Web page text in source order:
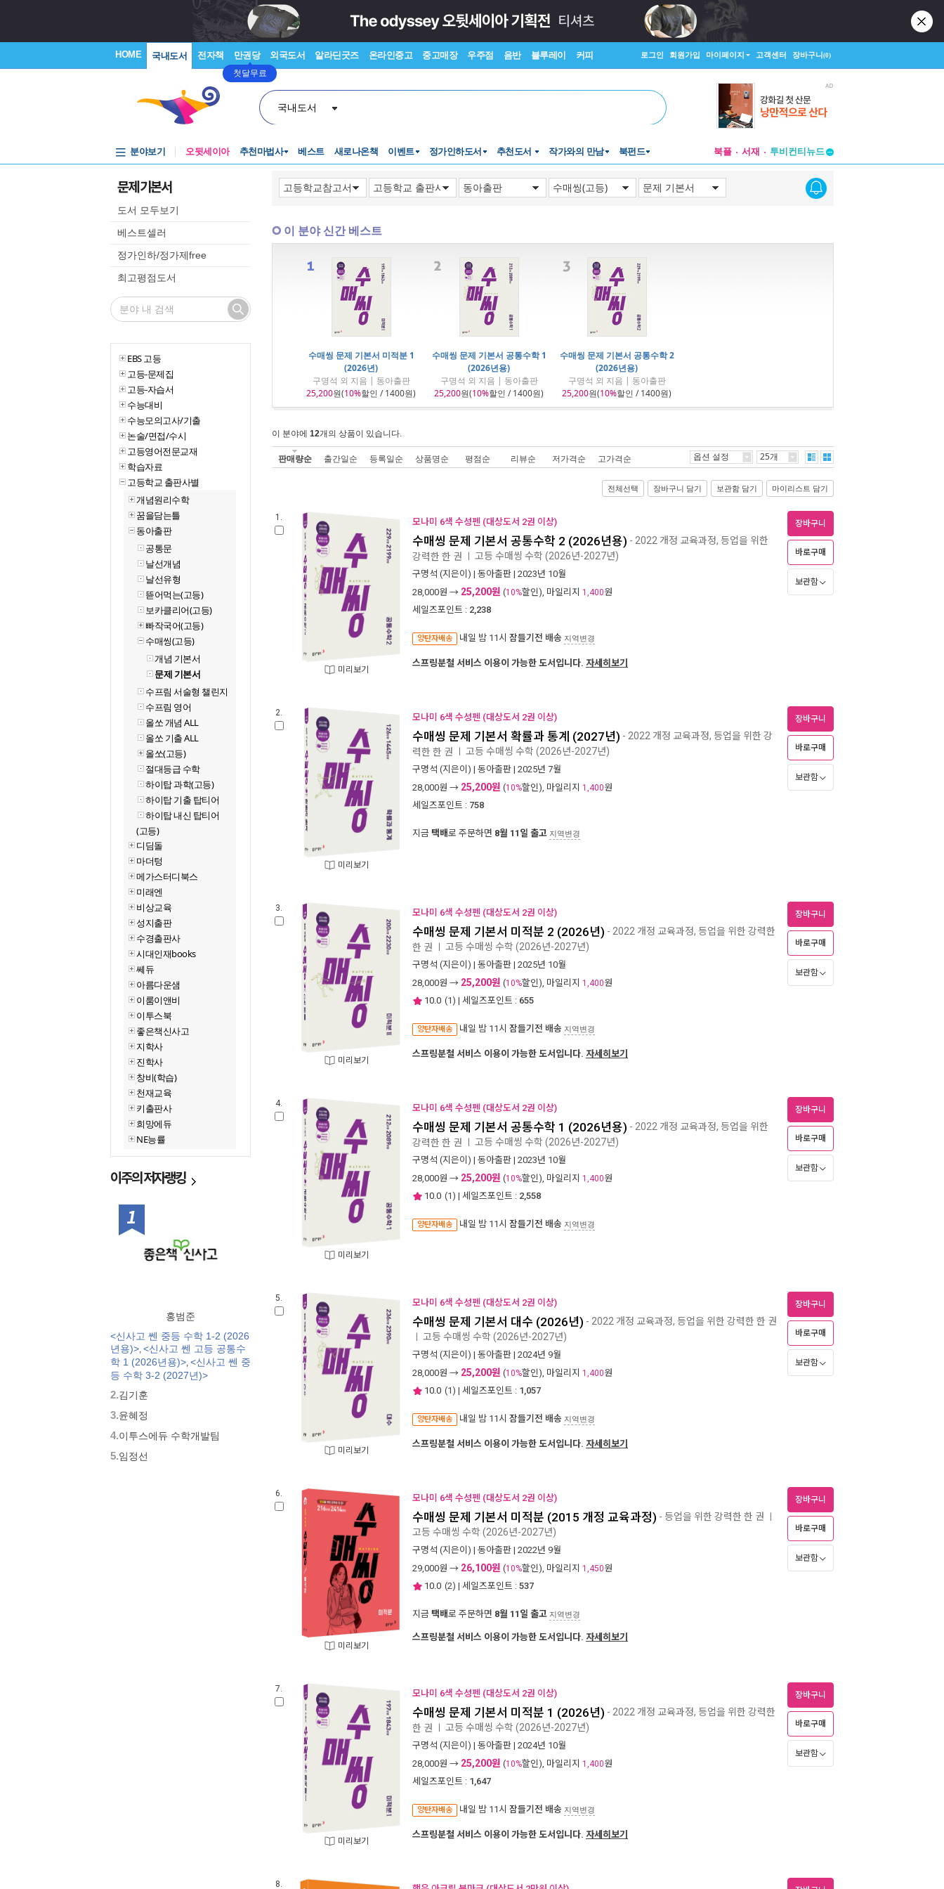
HOME 국내도서 전자책 만권당
첫달무료
외국도서 알라딘굿즈 온라인중고 중고매장 우주점 음반 블루레이 커피 로그인 회원가입 마이페이지 고객센터 장바구니(0)
국내도서
분야보기 오뒷세이아 추천마법사 베스트 새로나온책 이벤트 정가인하도서 추천도서 작가와의 만남 북펀드 북플 서재
투비컨티뉴드
투비컨티뉴드
문제 기본서
도서 모두보기
베스트셀러
정가인하/정가제free
최고평점도서
EBS 고등
고등-문제집
고등-자습서
수능대비
수능모의고사/기출
논술/면접/수시
고등영어전문교재
학습자료
고등학교 출판사별
개념원리수학
꿈을담는틀
동아출판
공통문
날선개념
날선유형
뜯어먹는(고등)
보카클리어(고등)
빠작국어(고등)
수매씽(고등)
개념 기본서
문제 기본서
수프림 서술형 챌린지
수프림 영어
올쏘 개념 ALL
올쏘 기출 ALL
올쏘(고등)
절대등급 수학
하이탑 과학(고등)
하이탑 기출 탑티어
하이탑 내신 탑티어
(고등)
디딤돌
마더텅
메가스터디북스
미래엔
비상교육
성지출판
수경출판사
시대인재books
쎄듀
아름다운샘
이룸이앤비
이투스북
좋은책신사고
지학사
진학사
창비(학습)
천재교육
키출판사
희망에듀
NE능률
이주의저자랭킹
1위
홍범준
<신사고 쎈 중등 수학 1-2 (2026
년용)>, <신사고 쎈 고등 공통수
학 1 (2026년용)>, <신사고 쎈 중
등 수학 3-2 (2027년)>
2.김기훈
3.윤혜정
4.이투스에듀 수학개발팀
5.임정선
이 분야 신간 베스트
수매씽 문제 기본서 미적분 1
(2026년)
구명석 외 지음 | 동아출판
25,200원(10%할인 / 1400원)
수매씽 문제 기본서 공통수학 1
(2026년용)
구명석 외 지음 | 동아출판
25,200원(10%할인 / 1400원)
수매씽 문제 기본서 공통수학 2
(2026년용)
구명석 외 지음 | 동아출판
25,200원(10%할인 / 1400원)
이 분야에 12개의 상품이 있습니다.
판매량순 출간일순 등록일순 상품명순 평점순 리뷰순 저가격순 고가격순 옵션 설정 25개
전체선택 장바구니 담기 보관함 담기 마이리스트 담기
1.
미리보기
모나미 6색 수성펜 (대상도서 2권 이상)
수매씽 문제 기본서 공통수학 2 (2026년용) - 2022 개정 교육과정, 등업을 위한
강력한 한 권 고등 수매씽 수학 (2026년-2027년)
구명석 (지은이) | 동아출판 | 2023년 10월
28,000원 → 25,200원 (10%할인), 마일리지 1,400원
세일즈포인트 : 2,238
양탄자배송 내일 밤 11시 잠들기전 배송 지역변경
장바구니
바로구매
보관함
스프링분철 서비스 이용이 가능한 도서입니다. 자세히보기
2.
미리보기
모나미 6색 수성펜 (대상도서 2권 이상)
수매씽 문제 기본서 확률과 통계 (2027년) - 2022 개정 교육과정, 등업을 위한 강
력한 한 권 고등 수매씽 수학 (2026년-2027년)
구명석 (지은이) | 동아출판 | 2025년 7월
28,000원 → 25,200원 (10%할인), 마일리지 1,400원
세일즈포인트 : 758
지금 택배로 주문하면 8월 11일 출고 지역변경
장바구니
바로구매
보관함
3.
미리보기
모나미 6색 수성펜 (대상도서 2권 이상)
수매씽 문제 기본서 미적분 2 (2026년) - 2022 개정 교육과정, 등업을 위한 강력한
한 권 고등 수매씽 수학 (2026년-2027년)
구명석 (지은이) | 동아출판 | 2025년 10월
28,000원 → 25,200원 (10%할인), 마일리지 1,400원
10.0 (1) | 세일즈포인트 : 655
양탄자배송 내일 밤 11시 잠들기전 배송 지역변경
장바구니
바로구매
보관함
스프링분철 서비스 이용이 가능한 도서입니다. 자세히보기
4.
미리보기
모나미 6색 수성펜 (대상도서 2권 이상)
수매씽 문제 기본서 공통수학 1 (2026년용) - 2022 개정 교육과정, 등업을 위한
강력한 한 권 고등 수매씽 수학 (2026년-2027년)
구명석 (지은이) | 동아출판 | 2023년 10월
28,000원 → 25,200원 (10%할인), 마일리지 1,400원
10.0 (1) | 세일즈포인트 : 2,558
양탄자배송 내일 밤 11시 잠들기전 배송 지역변경
장바구니
바로구매
보관함
5.
미리보기
모나미 6색 수성펜 (대상도서 2권 이상)
수매씽 문제 기본서 대수 (2026년) - 2022 개정 교육과정, 등업을 위한 강력한 한 권
고등 수매씽 수학 (2026년-2027년)
구명석 (지은이) | 동아출판 | 2024년 9월
28,000원 → 25,200원 (10%할인), 마일리지 1,400원
10.0 (1) | 세일즈포인트 : 1,057
양탄자배송 내일 밤 11시 잠들기전 배송 지역변경
장바구니
바로구매
보관함
스프링분철 서비스 이용이 가능한 도서입니다. 자세히보기
6.
미리보기
모나미 6색 수성펜 (대상도서 2권 이상)
수매씽 문제 기본서 미적분 (2015 개정 교육과정) - 등업을 위한 강력한 한 권
고등 수매씽 수학 (2026년-2027년)
구명석 (지은이) | 동아출판 | 2022년 9월
29,000원 → 26,100원 (10%할인), 마일리지 1,450원
10.0 (2) | 세일즈포인트 : 537
지금 택배로 주문하면 8월 11일 출고 지역변경
장바구니
바로구매
보관함
스프링분철 서비스 이용이 가능한 도서입니다. 자세히보기
7.
미리보기
모나미 6색 수성펜 (대상도서 2권 이상)
수매씽 문제 기본서 미적분 1 (2026년) - 2022 개정 교육과정, 등업을 위한 강력한
한 권 고등 수매씽 수학 (2026년-2027년)
구명석 (지은이) | 동아출판 | 2024년 10월
28,000원 → 25,200원 (10%할인), 마일리지 1,400원
세일즈포인트 : 1,647
양탄자배송 내일 밤 11시 잠들기전 배송 지역변경
장바구니
바로구매
보관함
스프링분철 서비스 이용이 가능한 도서입니다. 자세히보기
8.